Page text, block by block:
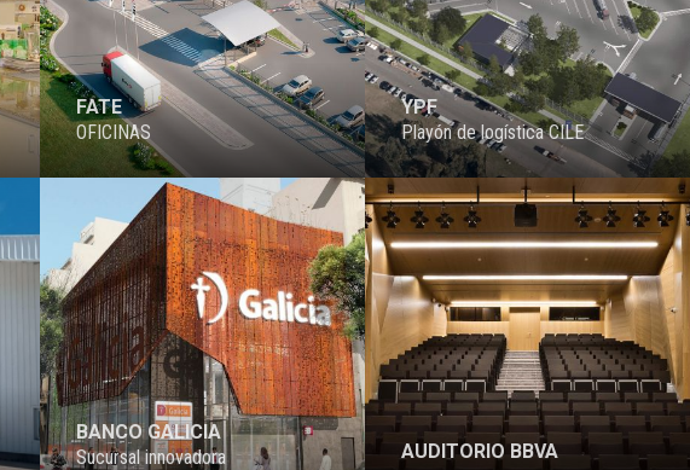
FATE
OFICINAS
YPF
Playón de logística CILE
PROYECTO
BANCO GALICIA
Sucursal innovadora
PROYECTO
AUDITORIO BBVA